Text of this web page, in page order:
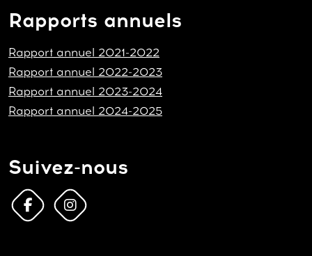
Rapports annuels
Rapport annuel 2021-2022
Rapport annuel 2022-2023
Rapport annuel 2023-2024
Rapport annuel 2024-2025
Suivez-nous